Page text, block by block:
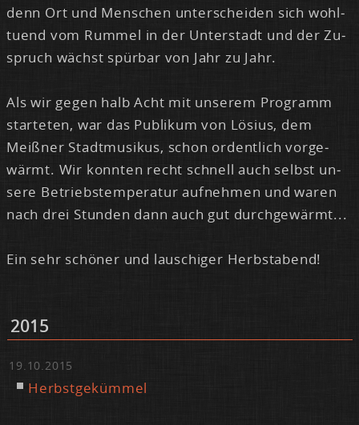
denn Ort und Men­schen un­ter­schei­den sich wohl­
tu­end vom Rum­mel in der Un­ter­stadt und der Zu­
spruch wächst spür­bar von Jahr zu Jahr.
Als wir ge­gen halb Acht mit un­se­rem Pro­gramm
star­te­ten, war das Pu­bli­kum von Lö­si­us, dem
Meiß­ner Stadt­mu­si­kus, schon or­dent­lich vor­ge­
wärmt. Wir konn­ten recht schnell auch selbst un­
se­re Be­triebs­tem­pe­ra­tur auf­neh­men und wa­ren
nach drei Stun­den dann auch gut durch­ge­wärmt...
Ein sehr schö­ner und lau­schi­ger Herbst­abend!
2015
19.10.2015
Herbst­ge­küm­mel